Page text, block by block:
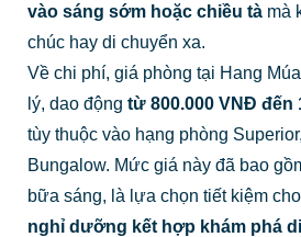
vào sáng sớm hoặc chiều tàmà
chúc hay di chuyển xa.
Về chi phí, giá phòng tại Hang
lý, dao động từ 800.000 VNĐ đến
tùy thuộc vào hạng phòng
Bungalow. Mức giá này đã bao
bữa sáng, là lựa chọn tiết kiệm
nghỉ dưỡng kết hợp khám phá